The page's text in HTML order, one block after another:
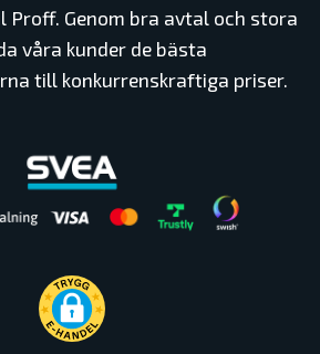
Proff. Genom bra avtal och stora
våra kunder de bästa
till konkurrenskraftiga priser.